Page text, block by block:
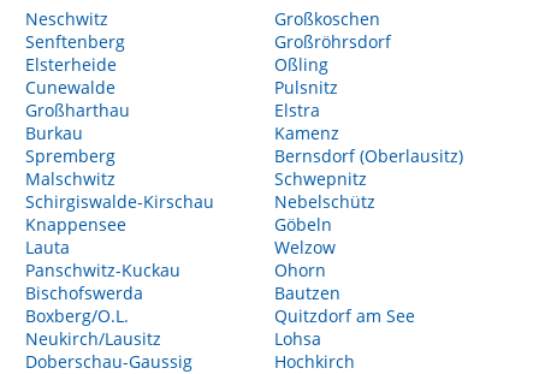
Neschwitz
Senftenberg
Elsterheide
Cunewalde
Großharthau
Burkau
Spremberg
Malschwitz
Schirgiswalde-Kirschau
Knappensee
Lauta
Panschwitz-Kuckau
Bischofswerda
Boxberg/O.L.
Neukirch/Lausitz
Doberschau-Gaussig
Großkoschen
Großröhrsdorf
Oßling
Pulsnitz
Elstra
Kamenz
Bernsdorf (Oberlausitz)
Schwepnitz
Nebelschütz
Göbeln
Welzow
Ohorn
Bautzen
Quitzdorf am See
Lohsa
Hochkirch